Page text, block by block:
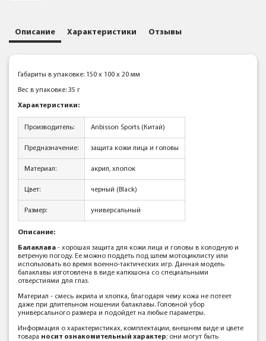
Описание Характеристики Отзывы
Габариты в упаковке: 150 x 100 x 20 мм
Вес в упаковке: 35 г
Характеристики:
Производитель: Anbisson Sports (Китай)
Предназначение: защита кожи лица и головы
Материал: акрил, хлопок
Цвет: черный (Black)
Размер: универсальный
Описание:
Балаклава - хорошая защита для кожи лица и головы в холодную и
ветреную погоду. Ее можно поддеть под шлем мотоциклисту или
использовать во время военно-тактических игр. Данная модель
балаклавы изготовлена в виде капюшона со специальными
отверстиями для глаз.
Материал - смесь акрила и хлопка, благодаря чему кожа не потеет
даже при длительном ношении балаклавы. Головной убор
универсального размера и подойдет на любые параметры.
Информация о характеристиках, комплектации, внешнем виде и цвете
товара носит ознакомительный характер; они могут быть